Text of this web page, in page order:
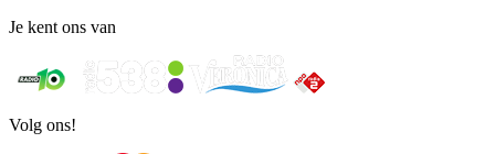
Je kent ons van
Volg ons!